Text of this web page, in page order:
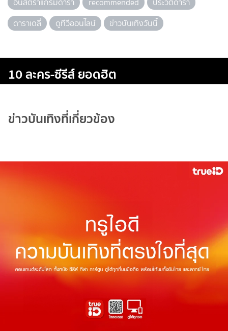
ดาราเดลี่
ดูทีวีออนไลน์ ข่าวบันเทิงวันนี้
10 ละคร-ซีรีส์ ยอดฮิต
ข่าวบันเทิงที่เกี่ยวข้อง